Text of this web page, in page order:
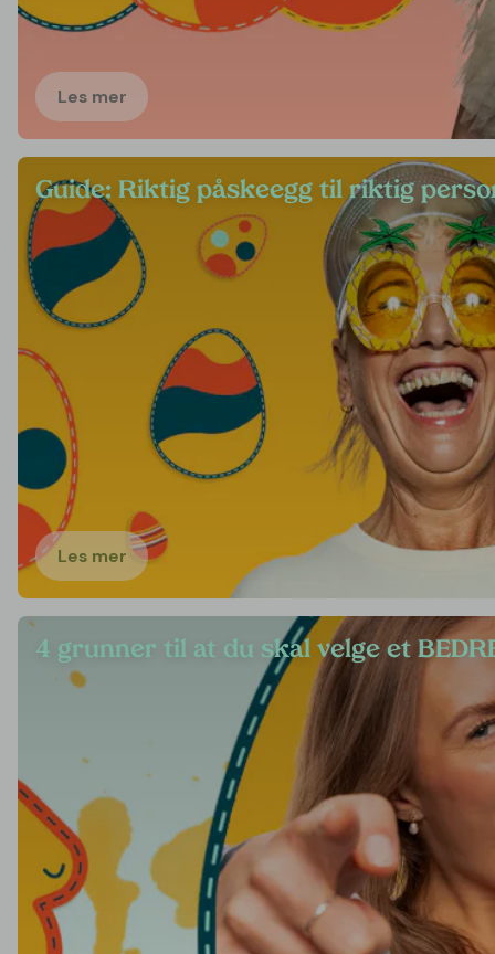
Les mer
Guide: Riktig påskeegg til riktig
Les mer
4 grunner til at du skal velge et